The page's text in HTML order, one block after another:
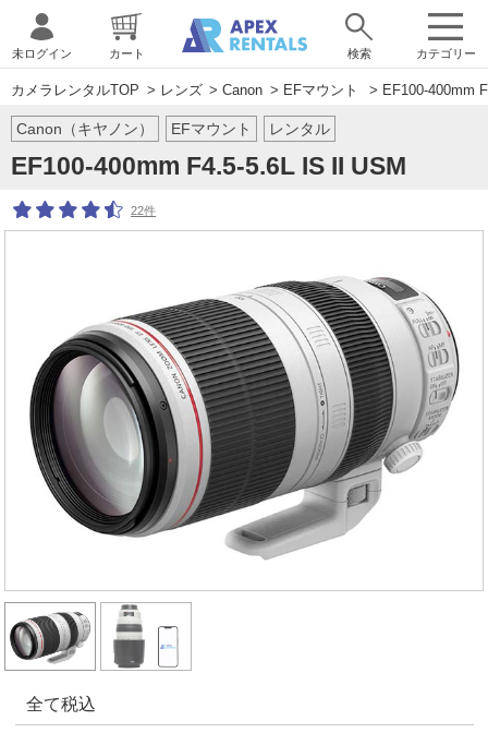
カテゴリー
未ログイン カート 検索
カメラレンタルTOP > レンズ > Canon > EFマウント > EF100-400mm
Canon（キヤノン）
EF100-400mm F4.5-5.6L IS II USM
EFマウント レンタル
22件
全て税込